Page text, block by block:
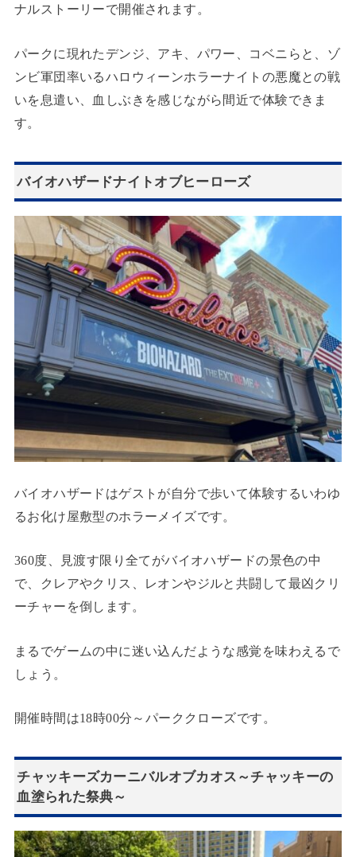
ナルストーリーで開催されます。
パークに現れたデンジ、アキ、パワー、コベニらと、ゾ
ンビ軍団率いるハロウィーンホラーナイトの悪魔との戦
いを息遣い、血しぶきを感じながら間近で体験できま
す。
バイオハザードナイトオブヒーローズ
バイオハザードはゲストが自分で歩いて体験するいわゆ
るお化け屋敷型のホラーメイズです。
360度、見渡す限り全てがバイオハザードの景色の中
で、クレアやクリス、レオンやジルと共闘して最凶クリ
ーチャーを倒します。
まるでゲームの中に迷い込んだような感覚を味わえるで
しょう。
開催時間は18時00分～パーククローズです。
チャッキーズカーニバルオブカオス～チャッキーの
血塗られた祭典～